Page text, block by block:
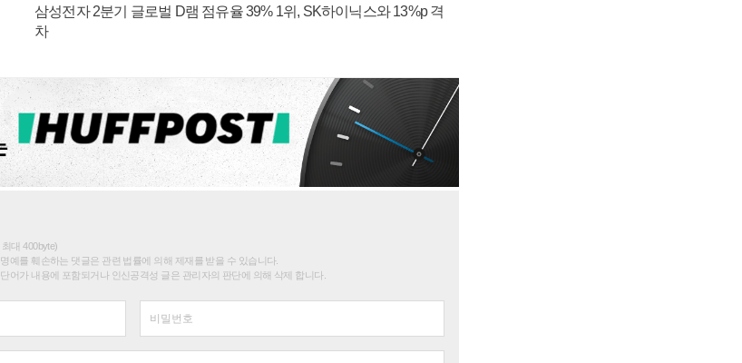
삼성전자 2분기 글로벌 D램 점유율 39% 1위, SK하이닉스와 13%p 격
차
대 400byte)
예를 훼손하는 댓글은 관련 법률에 의해 제재를 받을 수 있습니다.
어가 내용에 포함되거나 인신공격성 글은 관리자의 판단에 의해 삭제 합니다.